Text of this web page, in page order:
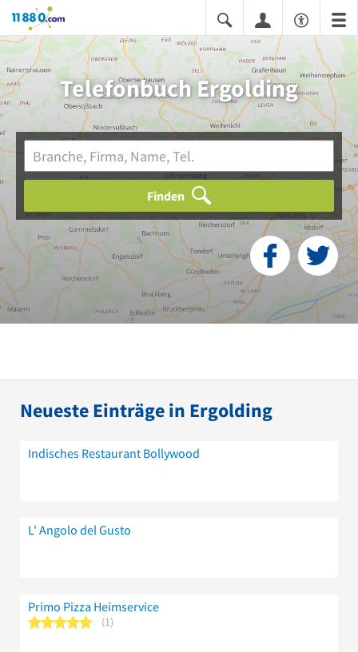
11880.com
Telefonbuch Ergolding
Finden
Neueste Einträge in Ergolding
Indisches Restaurant Bollywood
L' Angolo del Gusto
Primo Pizza Heimservice
5 von 5 Sternen
1